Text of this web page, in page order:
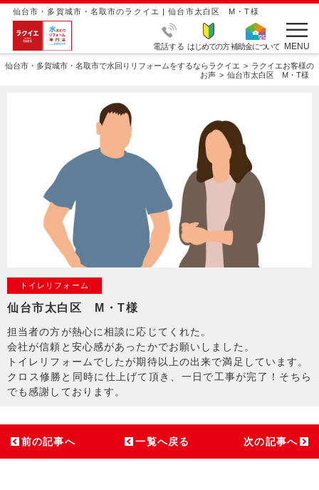
仙台市・多賀城市・名取市のラクイエ | 仙台市太白区 M・T様
電話する はじめての方補助金について MENU
仙台市・多賀城市・名取市で水回りリフォームをするならラクイエ
ラクイエお客様の
お声
仙台市太白区 M・T様
トイレリフォーム
仙台市太白区 M・T様
担当者の方が熱心に相談に応じてくれた。
会社が信頼と安心感があったかでお願いしました。
トイレリフォームでしたが期待以上の出来で満足しています。
クロス修勝と同時に仕上げて頂き、一日で工事が完了！そちら
でも感謝しております。
前の記事へ 一覧へ戻る 次の記事へ